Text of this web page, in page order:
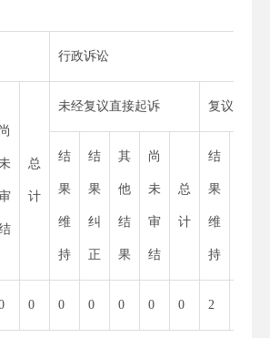
行政诉讼
尚
总
计
未经复议直接起诉 复议后起
结
果
维
持
结
果
纠
正
其
他
结
果
尚
未
审
结
总
计
结
果
维
持
0 0 0 0 0 0 2